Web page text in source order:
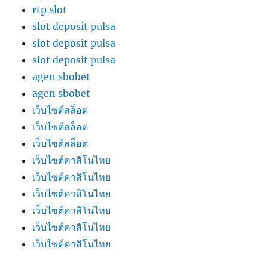
rtp slot
slot deposit pulsa
slot deposit pulsa
slot deposit pulsa
agen sbobet
agen sbobet
เว็บไซต์สล็อต
เว็บไซต์สล็อต
เว็บไซต์สล็อต
เว็บไซต์คาสิโนไทย
เว็บไซต์คาสิโนไทย
เว็บไซต์คาสิโนไทย
เว็บไซต์คาสิโนไทย
เว็บไซต์คาสิโนไทย
เว็บไซต์คาสิโนไทย